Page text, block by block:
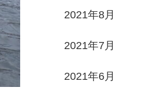
2021年8月
2021年7月
2021年6月